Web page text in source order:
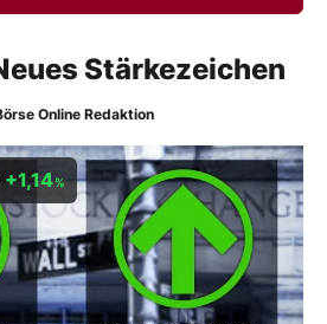
Stärkezeichen
Online Redaktion
+1,14%